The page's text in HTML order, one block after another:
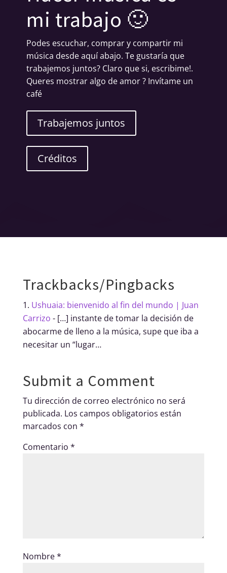
mi trabajo 🙂
Podes escuchar, comprar y compartir mi
música desde aquí abajo. Te gustaría que
trabajemos juntos? Claro que si, escribime!.
Queres mostrar algo de amor ? Invítame un
café
Trabajemos juntos
Créditos
Trackbacks/Pingbacks
Ushuaia: bienvenido al fin del mundo | Juan
Carrizo - […] instante de tomar la decisión de
abocarme de lleno a la música, supe que iba a
necesitar un “lugar…
Submit a Comment
Tu dirección de correo electrónico no será
publicada. Los campos obligatorios están
marcados con *
Comentario *
Nombre*